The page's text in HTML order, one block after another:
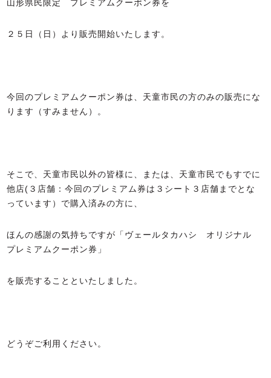
山形県民限定 プレミアムクーポン券を
２５日（日）より販売開始いたします。
今回のプレミアムクーポン券は、天童市民の方のみの販売にな
ります（すみません）。
そこで、天童市民以外の皆様に、または、天童市民でもすでに
他店(３店舗：今回のプレミアム券は３シート３店舗までとな
っています）で購入済みの方に、
ほんの感謝の気持ちですが「ヴェールタカハシ オリジナル
プレミアムクーポン券」
を販売することといたしました。
どうぞご利用ください。